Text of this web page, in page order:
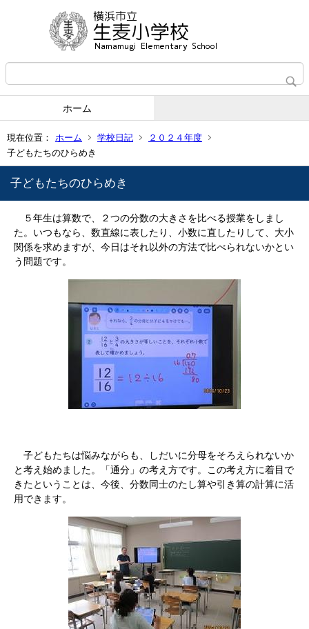
ホーム
現在位置： ホーム 学校日記
２０２４年度
子どもたちのひらめき
子どもたちのひらめき
５年生は算数で、２つの分数の大きさを比べる授業をしまし
た。いつもなら、数直線に表したり、小数に直したりして、大小
関係を求めますが、今日はそれ以外の方法で比べられないかとい
う問題です。
子どもたちは悩みながらも、しだいに分母をそろえられないか
と考え始めました。「通分」の考え方です。この考え方に着目で
きたということは、今後、分数同士のたし算や引き算の計算に活
用できます。